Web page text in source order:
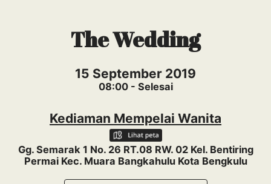
The Wedding
15 September 2019
08:00 - Selesai
Kediaman Mempelai Wanita
Gg. Semarak 1 No. 26 RT.08 RW. 02 Kel. Bentiring
Permai Kec. Muara Bangkahulu Kota Bengkulu